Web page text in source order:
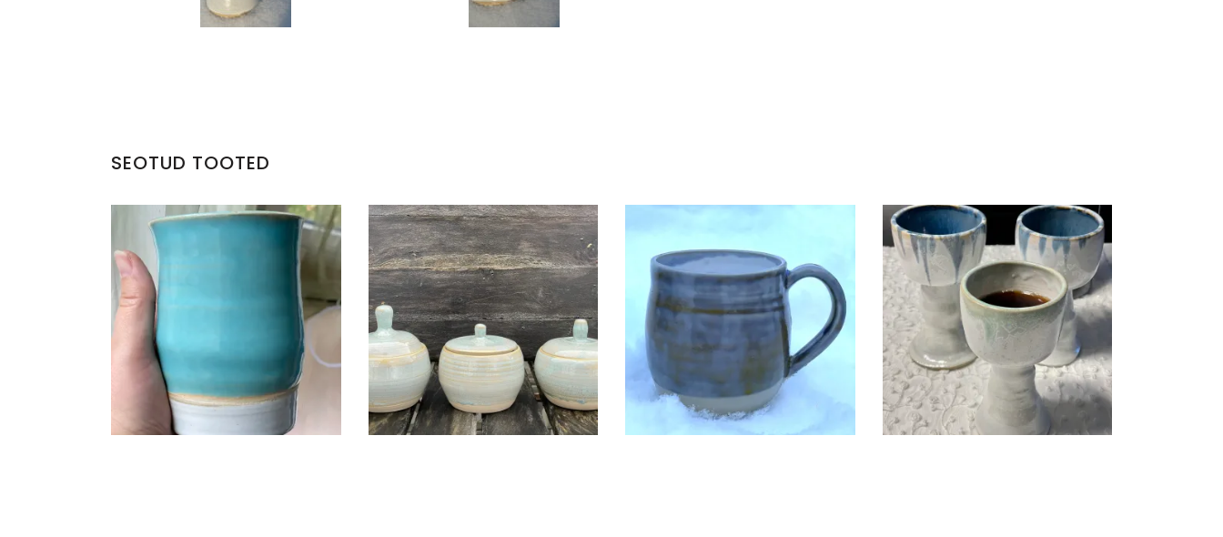
SEOTUD TOOTED
KERAAMILINE TOPS KERAAMILINE SUHKRUTOOS
€35.00
KRUUS KERAAMILINE KÄSITÖÖ
€20.00
KERAAMILINE POKAAL
€25.00